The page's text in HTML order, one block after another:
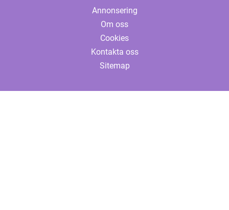
Annonsering
Om oss
Cookies
Kontakta oss
Sitemap